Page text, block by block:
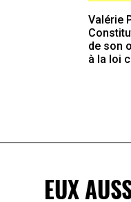
Valérie
de son
à la loi
EUX